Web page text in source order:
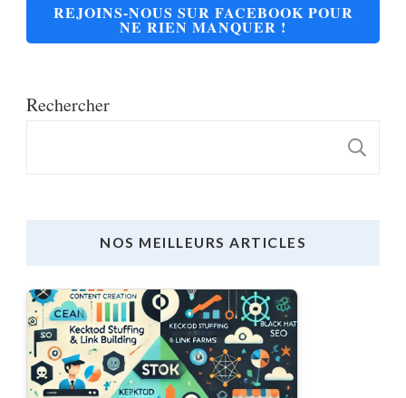
REJOINS-NOUS SUR FACEBOOK POUR
NE RIEN MANQUER !
Rechercher
NOS MEILLEURS ARTICLES